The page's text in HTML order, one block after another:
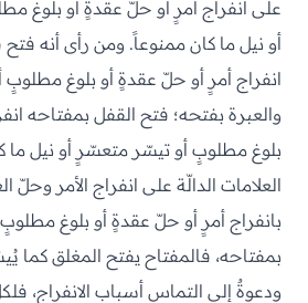
على انفراج أمرٍ أو حلّ عقدةٍ أو بلوغ
أو نيل ما كان ممنوعاً. ومن رأى أنه
انفراج أمرٍ أو حلّ عقدةٍ أو بلوغ
والعبرة بفتحه؛ فتح القفل بمفتاحه
بلوغ مطلوبٍ أو تيسّر متعسّرٍ أو نيل ما
العلامات الدالّة على انفراج الأمر وحلّ
بانفراج أمرٍ أو حلّ عقدةٍ أو بلوغ
بمفتاحه، فالمفتاح يفتح المغلق كما
ودعوةٌ إلى التماس أسباب الانفراج،